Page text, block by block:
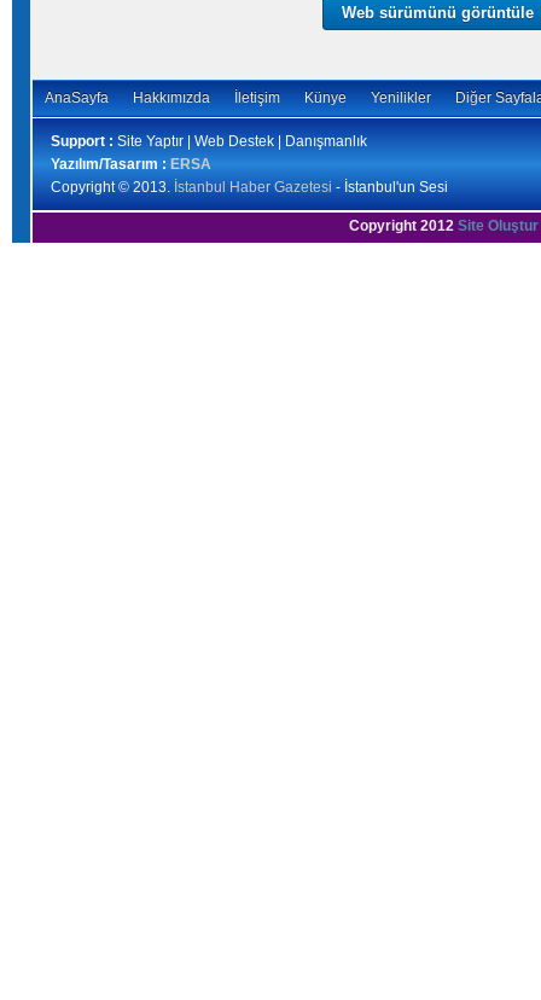
Web sürümünü görüntüle
AnaSayfa Hakkımızda İletişim Künye Yenilikler Diğer
Support : Site Yaptır | Web Destek | Danışmanlık
Yazılım/Tasarım : ERSA
Copyright © 2013. İstanbul Haber Gazetesi - İstanbul'un Sesi
Copyright 2012 Site Oluştur